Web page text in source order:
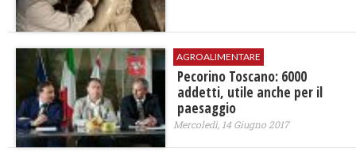
AGROALIMENTARE
Pecorino Toscano: 6000
addetti, utile anche per il
paesaggio
Mercoledì, 14 Giugno 2017